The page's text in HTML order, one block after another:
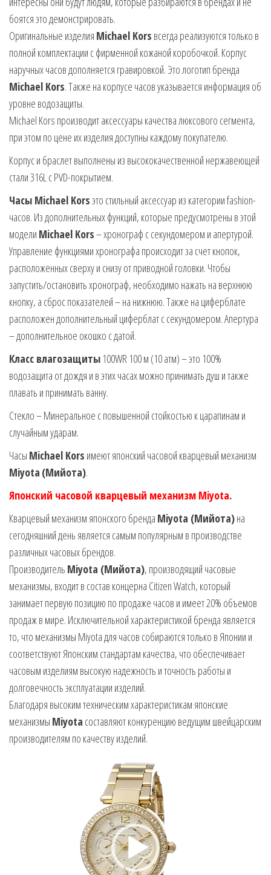
боятся это демонстрировать.
Оригинальные изделия Michael Kors всегда реализуются только в
полной комплектации с фирменной кожаной коробочкой. Корпус
наручных часов дополняется гравировкой. Это логотип бренда
Michael Kors. Также на корпусе часов указывается информация об
уровне водозащиты.
Michael Kors производит аксессуары качества люксового сегмента,
при этом по цене их изделия доступны каждому покупателю.
Корпус и браслет выполнены из высококачественной нержавеющей
стали 316L с PVD-покрытием.
Часы Michael Korsэто стильный аксессуар из категории fashion-
часов. Из дополнительных функций, которые предусмотрены в этой
модели Michael Kors– хронограф с секундомером и апертурой.
Управление функциями хронографа происходит за счет кнопок,
расположенных сверху и снизу от приводной головки. Чтобы
запустить/остановить хронограф, необходимо нажать на верхнюю
кнопку, а сброс показателей – на нижнюю. Также на циферблате
расположен дополнительный циферблат с секундомером. Апертура
– дополнительное окошко с датой.
Класс влагозащиты 100WR 100 м (10 атм) – это 100%
водозащита от дождя и в этих часах можно принимать душ и также
плавать и принимать ванну.
Стекло – Минеральное с повышенной стойкостью к царапинам и
случайным ударам.
Часы Michael Kors имеют японский часовой кварцевый механизм
Miyota (Мийота).
Японский часовой кварцевый механизм Miyota.
Кварцевый механизм японского бренда Miyota (Мийота)на
сегодняшний день является самым популярным в производстве
различных часовых брендов.
Производитель Miyota (Мийота), производящий часовые
механизмы, входит в состав концерна Citizen Watch, который
занимает первую позицию по продаже часов и имеет 20% объемов
продаж в мире. Исключительной характеристикой бренда является
то, что механизмы Miyota для часов собираются только в Японии и
соответствуют Японским стандартам качества, что обеспечивает
часовым изделиям высокую надежность и точность работы и
долговечность эксплуатации изделий.
Благодаря высоким техническим характеристикам японские
механизмы Miyota составляют конкуренцию ведущим швейцарским
производителям по качеству изделий.